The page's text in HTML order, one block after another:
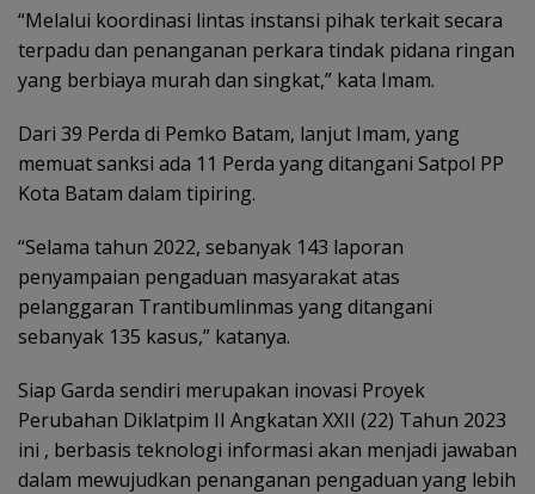
“Melalui koordinasi lintas instansi pihak terkait secara
terpadu dan penanganan perkara tindak pidana ringan
yang berbiaya murah dan singkat,” kata Imam.
Dari 39 Perda di Pemko Batam, lanjut Imam, yang
memuat sanksi ada 11 Perda yang ditangani Satpol PP
Kota Batam dalam tipiring.
“Selama tahun 2022, sebanyak 143 laporan
penyampaian pengaduan masyarakat atas
pelanggaran Trantibumlinmas yang ditangani
sebanyak 135 kasus,” katanya.
Siap Garda sendiri merupakan inovasi Proyek
Perubahan Diklatpim II Angkatan XXII (22) Tahun 2023
ini , berbasis teknologi informasi akan menjadi jawaban
dalam mewujudkan penanganan pengaduan yang lebih